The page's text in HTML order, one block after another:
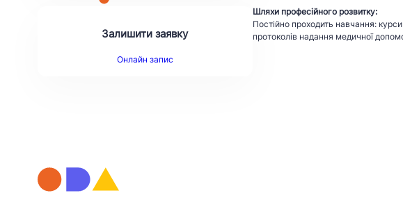
Залишити заявку
Онлайн запис
Шляхи професійного розвитку:
Постійно проходить навчання:
протоколів надання медичної